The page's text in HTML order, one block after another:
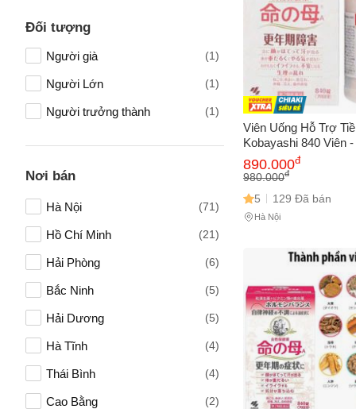
Đối tượng
Người già (1)
Người Lớn (1)
Người trưởng thành (1)
Nơi bán
Hà Nội (71)
Hồ Chí Minh (21)
Hải Phòng (6)
Bắc Ninh (5)
Hải Dương (5)
Hà Tĩnh (4)
Thái Bình (4)
Cao Bằng (2)
Viên Uống Hỗ Trợ
Kobayashi 840 Viên
Nội Tiết Tố Và Tăng
Khỏe Phụ Nữ
890.000đ
980.000đ
5 129 Đã bán
Hà Nội